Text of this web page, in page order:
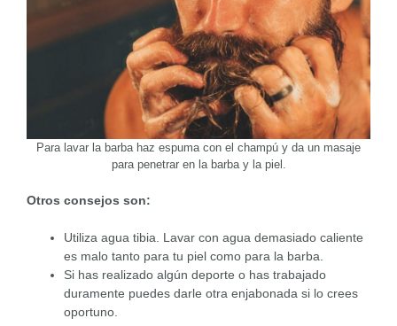
Para lavar la barba haz espuma con el champú y da un masaje
para penetrar en la barba y la piel.
Otros consejos son:
Utiliza agua tibia. Lavar con agua demasiado caliente
es malo tanto para tu piel como para la barba.
Si has realizado algún deporte o has trabajado
duramente puedes darle otra enjabonada si lo crees
oportuno.